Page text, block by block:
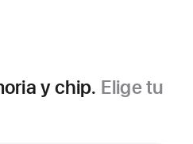
y chip. Elige tu